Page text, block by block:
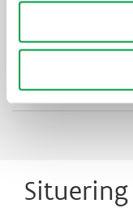
Situering